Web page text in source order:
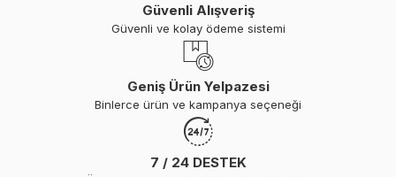
Güvenli Alışveriş
Güvenli ve kolay ödeme sistemi
Geniş Ürün Yelpazesi
Binlerce ürün ve kampanya seçeneği
7 / 24 DESTEK